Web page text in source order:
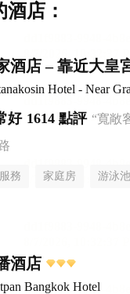
店：
酒店 – 靠近大皇
Hotel - Near
好 1614 點評 “寬敞
務 家庭房 游泳池
酒店
Bangkok Hotel